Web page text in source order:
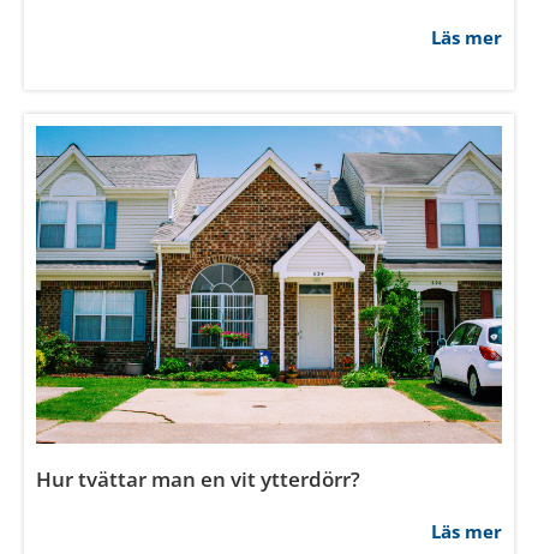
Hur bygger man en enkel förrådsdörr
Läs mer